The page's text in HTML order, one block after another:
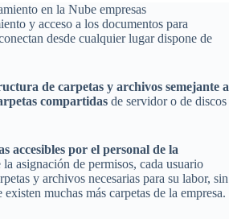
en la Nube empresas
y acceso a los documentos para
desde cualquier lugar dispone de
de carpetas y archivos semejante a
compartidas de servidor o de discos
accesibles por el personal de la
asignación de permisos, cada usuario
y archivos necesarias para su labor, sin
muchas más carpetas de la empresa.